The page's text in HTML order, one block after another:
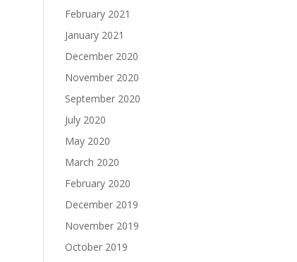
February 2021
January 2021
December 2020
November 2020
September 2020
July 2020
May 2020
March 2020
February 2020
December 2019
November 2019
October 2019